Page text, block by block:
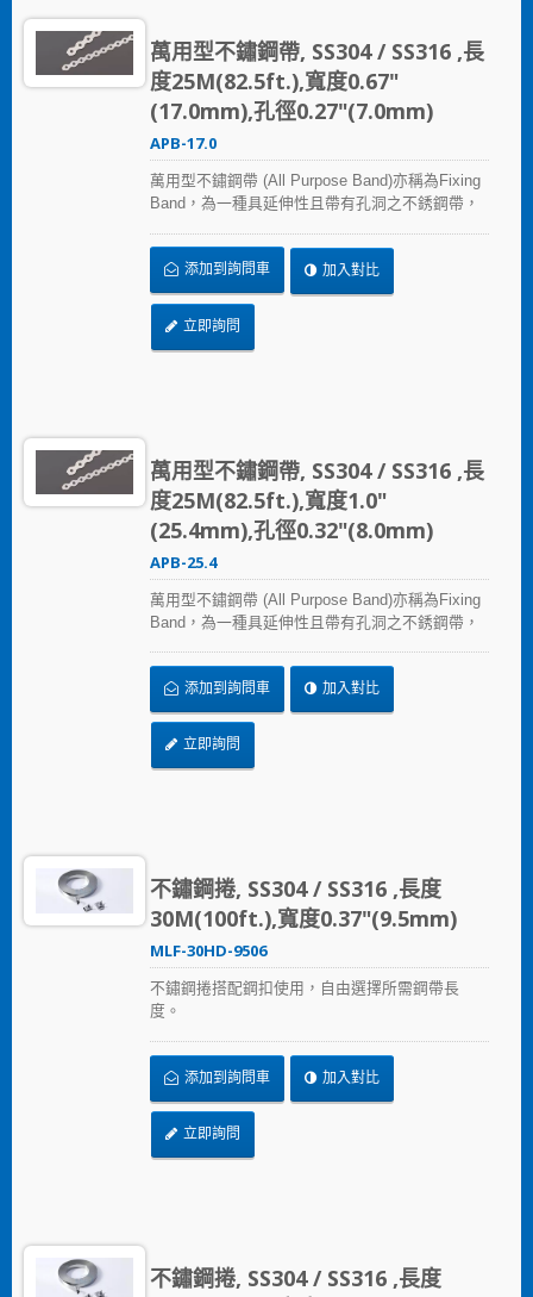
萬用型不鏽鋼帶, SS304 / SS316 ,長
度25M(82.5ft.),寬度0.67"
(17.0mm),孔徑0.27"(7.0mm)
APB-17.0
萬用型不鏽鋼帶 (All Purpose Band)亦稱為Fixing
Band，為一種具延伸性且帶有孔洞之不銹鋼帶，
置於牆面、 綑綁固定運輸材料或一般建築維護…
等
添加到詢問車 加入對比
立即詢問
萬用型不鏽鋼帶, SS304 / SS316 ,長
度25M(82.5ft.),寬度1.0"
(25.4mm),孔徑0.32"(8.0mm)
APB-25.4
萬用型不鏽鋼帶 (All Purpose Band)亦稱為Fixing
Band，為一種具延伸性且帶有孔洞之不銹鋼帶，
置於牆面、 綑綁固定運輸材料或一般建築維護…
等
添加到詢問車 加入對比
立即詢問
不鏽鋼捲, SS304 / SS316 ,長度
30M(100ft.),寬度0.37"(9.5mm)
MLF-30HD-9506
不鏽鋼捲搭配鋼扣使用，自由選擇所需鋼帶長
度。
添加到詢問車 加入對比
立即詢問
不鏽鋼捲, SS304 / SS316 ,長度